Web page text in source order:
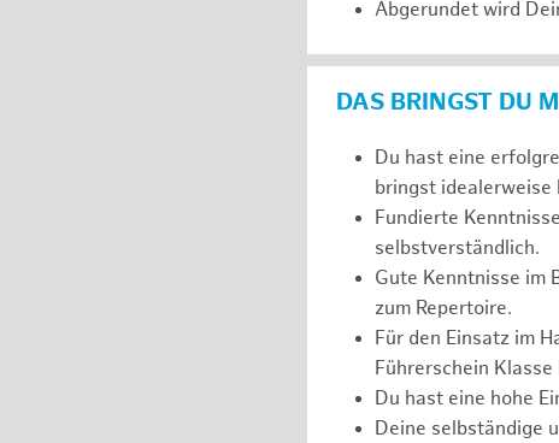
Abgerundet wird
DAS BRINGST DU
Du hast eine
bringst
Fundierte
selbstverständlich.
Gute Kenntnisse im
zum Repertoire.
Für den Einsatz im
Führerschein Klasse
Du hast eine hohe
Deine selbständige